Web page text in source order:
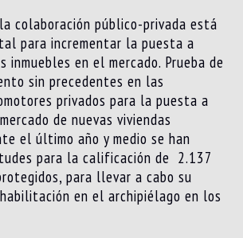
colaboración público-privada está
para incrementar la puesta a
inmuebles en el mercado. Prueba de
sin precedentes en las
privados para la puesta a
de nuevas viviendas
el último año y medio se han
para la calificación de 2.137
para llevar a cabo su
en el archipiélago en los